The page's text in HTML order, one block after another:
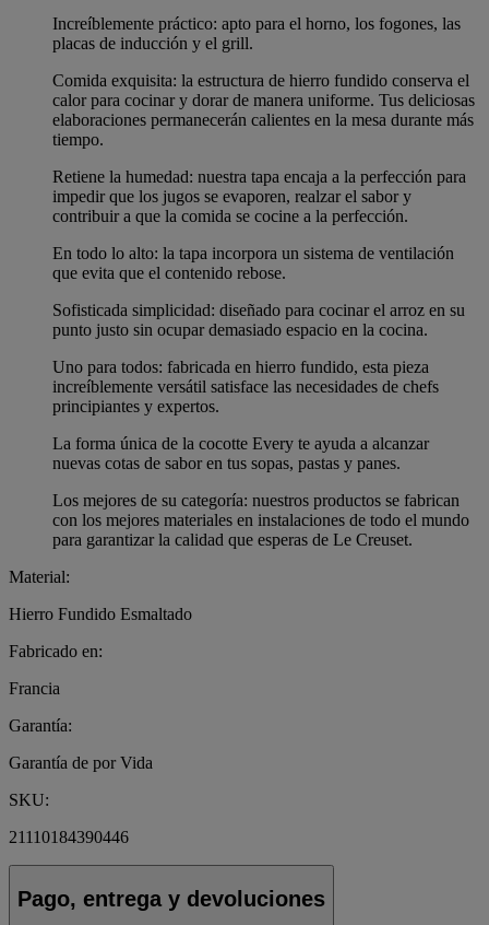
Increíblemente práctico: apto para el horno, los fogones, las
placas de inducción y el grill.
Comida exquisita: la estructura de hierro fundido conserva el
calor para cocinar y dorar de manera uniforme. Tus deliciosas
elaboraciones permanecerán calientes en la mesa durante más
tiempo.
Retiene la humedad: nuestra tapa encaja a la perfección para
impedir que los jugos se evaporen, realzar el sabor y
contribuir a que la comida se cocine a la perfección.
En todo lo alto: la tapa incorpora un sistema de ventilación
que evita que el contenido rebose.
Sofisticada simplicidad: diseñado para cocinar el arroz en su
punto justo sin ocupar demasiado espacio en la cocina.
Uno para todos: fabricada en hierro fundido, esta pieza
increíblemente versátil satisface las necesidades de chefs
principiantes y expertos.
La forma única de la cocotte Every te ayuda a alcanzar
nuevas cotas de sabor en tus sopas, pastas y panes.
Los mejores de su categoría: nuestros productos se fabrican
con los mejores materiales en instalaciones de todo el mundo
para garantizar la calidad que esperas de Le Creuset.
Material:
Hierro Fundido Esmaltado
Fabricado en:
Francia
Garantía:
Garantía de por Vida
SKU:
21110184390446
Pago, entrega y devoluciones